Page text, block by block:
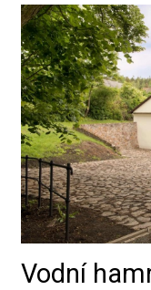
Vodní